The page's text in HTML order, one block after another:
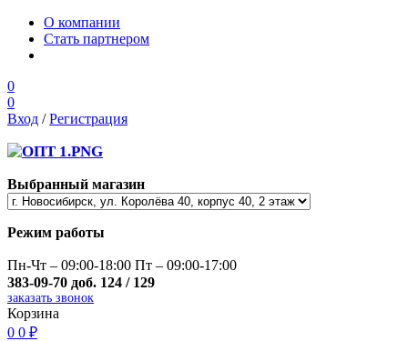
О компании
Стать партнером
0
0
Вход /Регистрация
Выбранный магазин
Режим работы
Пн-Чт – 09:00-18:00 Пт – 09:00-17:00
383-09-70 доб. 124 / 129
заказать звонок
Корзина
0 0 ₽